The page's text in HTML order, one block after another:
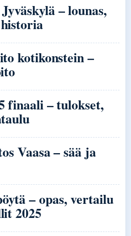
– lounas,
kotikonstein –
finaali – tulokset,
Vaasa – sää ja
– opas, vertailu
2025